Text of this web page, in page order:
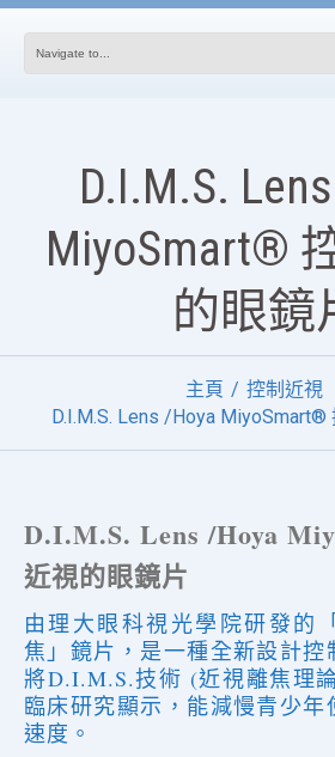
D.I.M.S.
MiyoSmart®
的眼鏡
主頁
控制近視
D.I.M.S. Lens /Hoya MiyoSmart®
D.I.M.S. Lens /Hoya
近視的眼鏡片
由理大眼科視光學院研發的
焦」鏡片，是一種全新設計控
將D.I.M.S.技術 (近視離焦理
臨床研究顯示，能減慢青少年
速度。